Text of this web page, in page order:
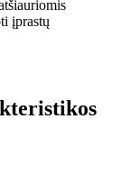
įprastų